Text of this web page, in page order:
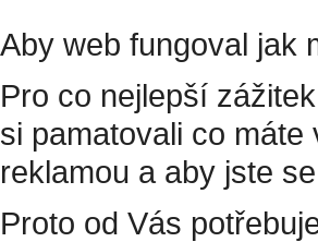
Aby web fungoval jak
Pro co nejlepší
si pamatovali co
reklamou a aby jste
Proto od Vás